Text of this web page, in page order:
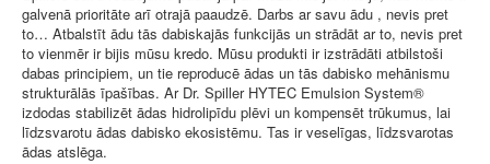
galvenā prioritāte arī otrajā paaudzē. Darbs ar savu ādu , nevis pret
to… Atbalstīt ādu tās dabiskajās funkcijās un strādāt ar to, nevis pret
to vienmēr ir bijis mūsu kredo. Mūsu produkti ir izstrādāti atbilstoši
dabas principiem, un tie reproducē ādas un tās dabisko mehānismu
strukturālās īpašības. Ar Dr. Spiller HYTEC Emulsion System®
izdodas stabilizēt ādas hidrolipīdu plēvi un kompensēt trūkumus, lai
līdzsvarotu ādas dabisko ekosistēmu. Tas ir veselīgas, līdzsvarotas
ādas atslēga.